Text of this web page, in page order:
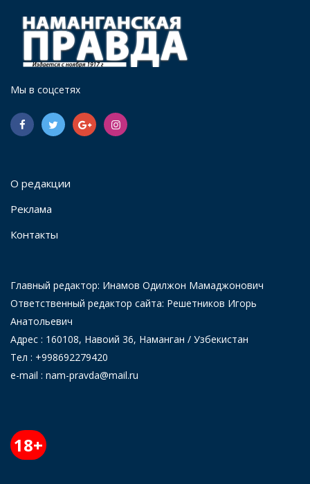
Мы в соцсетях
О редакции
Реклама
Контакты
Главный редактор: Инамов Одилжон Мамаджонович
Ответственный редактор сайта: Решетников Игорь
Анатольевич
Адрес : 160108, Навоий 36, Наманган / Узбекистан
Тел : +998692279420
e-mail : nam-pravda@mail.ru
18+